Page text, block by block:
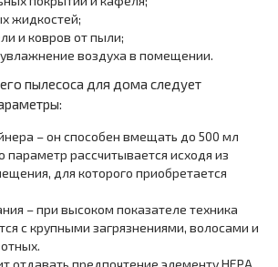
жидкостей;
и ковров от пыли;
воздуха в помещении.
пылесоса для дома следует
– он способен вмещать до 500 мл
параметр рассчитывается исходя из
для которого приобретается
– при высоком показателе техника
с крупными загрязнениями, волосами и
отдавать предпочтение элементу HEPA.